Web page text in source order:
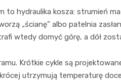
to hydraulika kosza: strumień
„ścianę” albo patelnia
wtedy domyć górę, a dół
Krótkie cykle są
utrzymują temperaturę